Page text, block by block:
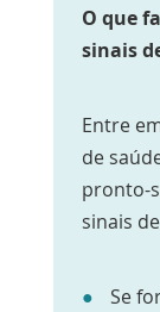
O que
sinais
Entre
de
pronto-
sinais
Se